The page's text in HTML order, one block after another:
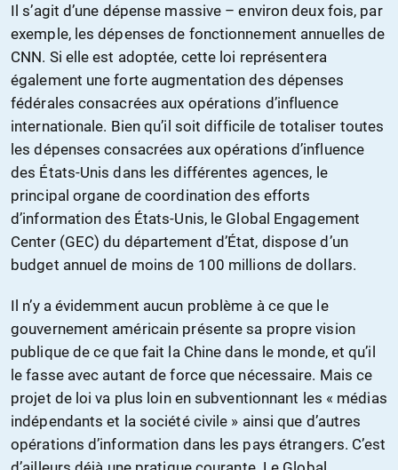
Il s’agit d’une dépense massive – environ deux fois, par
exemple, les dépenses de fonctionnement annuelles de
CNN. Si elle est adoptée, cette loi représentera
également une forte augmentation des dépenses
fédérales consacrées aux opérations d’influence
internationale. Bien qu’il soit difficile de totaliser toutes
les dépenses consacrées aux opérations d’influence
des États-Unis dans les différentes agences, le
principal organe de coordination des efforts
d’information des États-Unis, le Global Engagement
Center (GEC) du département d’État, dispose d’un
budget annuel de moins de 100 millions de dollars.
Il n’y a évidemment aucun problème à ce que le
gouvernement américain présente sa propre vision
publique de ce que fait la Chine dans le monde, et qu’il
le fasse avec autant de force que nécessaire. Mais ce
projet de loi va plus loin en subventionnant les « médias
indépendants et la société civile » ainsi que d’autres
opérations d’information dans les pays étrangers. C’est